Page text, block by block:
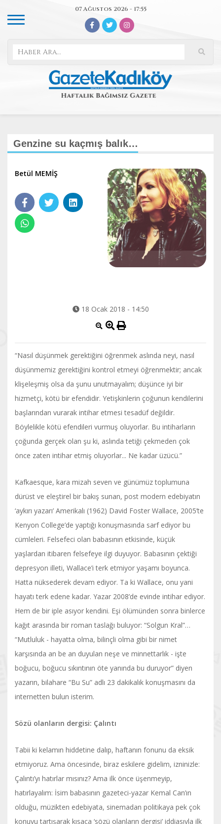
07 Ağustos 2026 - 17:55
Genzine su kaçmış balık…
Betül MEMİŞ
18 Ocak 2018 - 14:50
“Nasıl düşünmek gerektiğini öğrenmek aslında neyi, nasıl
düşünmemiz gerektiğini kontrol etmeyi öğrenmektir; ancak
klişeleşmiş olsa da şunu unutmayalım; düşünce iyi bir
hizmetçi, kötü bir efendidir. Yetişkinlerin çoğunun kendilerini
başlarından vurarak intihar etmesi tesadüf değildir.
Böylelikle kötü efendileri vurmuş oluyorlar. Bu intiharların
çoğunda gerçek olan şu ki, aslında tetiği çekmeden çok
önce zaten intihar etmiş oluyorlar... Ne kadar üzücü.”
Kafkaesque, kara mizah seven ve günümüz toplumuna
dürüst ve eleştirel bir bakış sunan, post modern edebiyatın
‘aykırı yazarı’ Amerikalı (1962) David Foster Wallace, 2005’te
Kenyon College’de yaptığı konuşmasında sarf ediyor bu
cümleleri. Felsefeci olan babasının etkisinde, küçük
yaşlardan itibaren felsefeye ilgi duyuyor. Babasının çektiği
depresyon illeti, Wallace’i terk etmiyor yaşamı boyunca.
Hatta nüksederek devam ediyor. Ta ki Wallace, onu yani
hayatı terk edene kadar. Yazar 2008’de evinde intihar ediyor.
Hem de bir iple asıyor kendini. Eşi ölümünden sonra binlerce
kağıt arasında bir roman taslağı buluyor: “Solgun Kral”…
“Mutluluk - hayatta olma, bilinçli olma gibi bir nimet
karşısında an be an duyulan neşe ve minnettarlık - işte
boğucu, boğucu sıkıntının öte yanında bu duruyor” diyen
yazarın, bilahare “Bu Su” adlı 23 dakikalık konuşmasını da
internetten bulun isterim.
Sözü olanların dergisi: Çalıntı
Tabii ki kelamın hiddetine dalıp, haftanın fonunu da eksik
etmiyoruz. Ama öncesinde, biraz eskilere gidelim, izninizle:
Çalıntı’yı hatırlar mısınız? Ama ilk önce üşenmeyip,
hatırlayalım: İsim babasının gazeteci-yazar Kemal Can’ın
olduğu, müzikten edebiyata, sinemadan politikaya pek çok
konuyu tartışarak kısaca ‘sözü olanların dergisi’ iddiasıyla ilk